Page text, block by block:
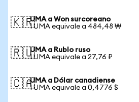
🇰🇷UMA a Won surcoreano
1 UMA equivale a 484,48 ₩
🇷🇺UMA a Rublo ruso
1 UMA equivale a 27,76 ₽
🇨🇦UMA a Dólar canadiense
1 UMA equivale a 0,4776 $